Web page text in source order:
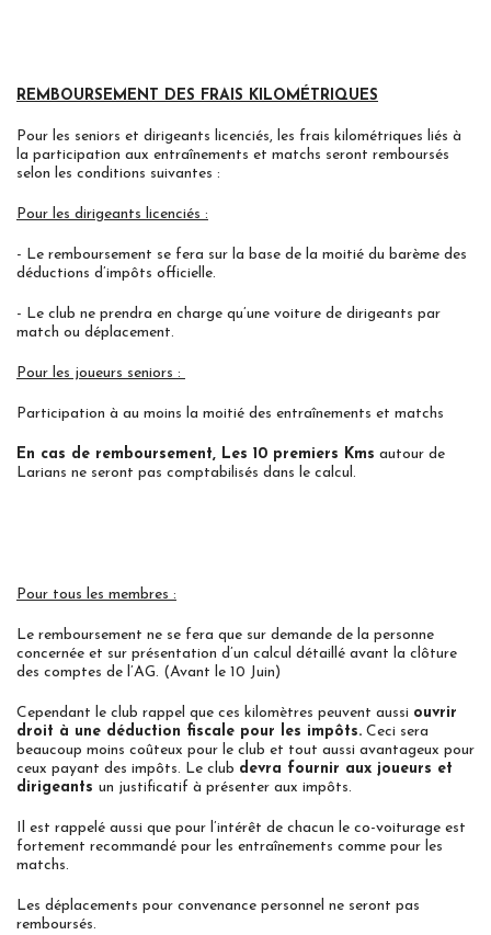
REMBOURSEMENT DES FRAIS KILOMÉTRIQUES
Pour les seniors et dirigeants licenciés, les frais kilométriques liés à
la participation aux entraînements et matchs seront remboursés
selon les conditions suivantes :
Pour les dirigeants licenciés :
- Le remboursement se fera sur la base de la moitié du barème des
déductions d’impôts officielle.
- Le club ne prendra en charge qu’une voiture de dirigeants par
match ou déplacement.
Pour les joueurs seniors :
Participation à au moins la moitié des entraînements et matchs
En cas de remboursement, Les 10 premiers Kms autour de
Larians ne seront pas comptabilisés dans le calcul.
Pour tous les membres :
Le remboursement ne se fera que sur demande de la personne
concernée et sur présentation d’un calcul détaillé avant la clôture
des comptes de l’AG. (Avant le 10 Juin)
Cependant le club rappel que ces kilomètres peuvent aussi ouvrir
droit à une déduction fiscale pour les impôts. Ceci sera
beaucoup moins coûteux pour le club et tout aussi avantageux pour
ceux payant des impôts. Le club devra fournir aux joueurs et
dirigeants un justificatif à présenter aux impôts.
Il est rappelé aussi que pour l’intérêt de chacun le co-voiturage est
fortement recommandé pour les entraînements comme pour les
matchs.
Les déplacements pour convenance personnel ne seront pas
remboursés.